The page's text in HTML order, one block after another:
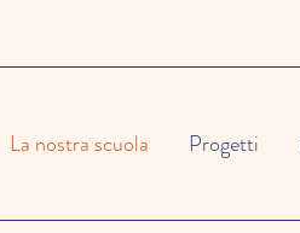
La nostra scuola Progetti